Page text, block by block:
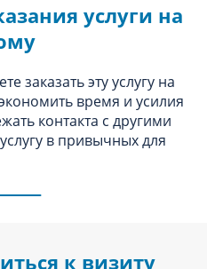
услуги на
заказать эту услугу на
время и усилия
контакта с другими
в привычных для
к визиту